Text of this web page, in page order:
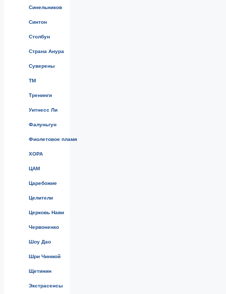
Синельников
Синтон
Столбун
Страна Анура
Суверены
ТМ
Тренинги
Уитнесс Ли
Фалуньгун
Фиолетовое пламя
ХОРА
ЦАМ
Царебожие
Целители
Церковь Нави
Червоненко
Шоу Дао
Шри Чинмой
Щетинин
Экстрасенсы